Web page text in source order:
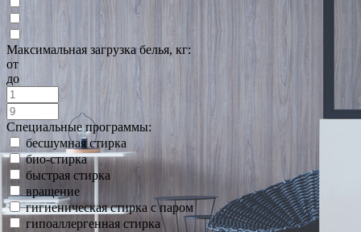
Максимальная загрузка белья, кг:
от
до
Специальные программы:
бесшумная стирка
био-стирка
быстрая стирка
вращение
гигиеническая стирка с паром
гипоаллергенная стирка